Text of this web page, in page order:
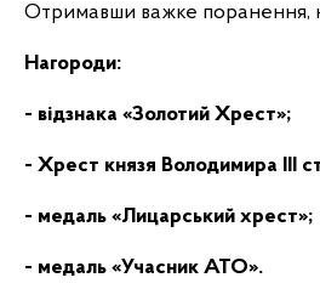
Отримавши важке поранення,
Нагороди:
- відзнака «Золотий Хрест»;
- Хрест князя Володимира ІІІ
- медаль «Лицарський хрест»;
- медаль «Учасник АТО».